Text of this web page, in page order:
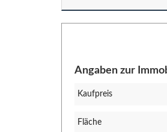
Angaben zur
Kaufpreis
Fläche